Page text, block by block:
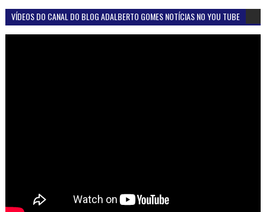
VÍDEOS DO CANAL DO BLOG ADALBERTO GOMES NOTÍCIAS NO YOU TUBE